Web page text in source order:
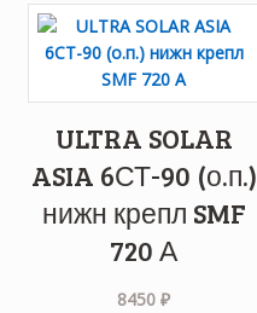
возрастанию
ULTRA SOLAR
ASIA 6СТ-90 (о.п.)
нижн крепл SMF
720 А
8450₽